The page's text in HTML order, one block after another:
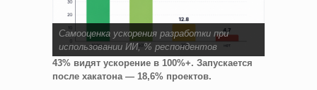
Самооценка ускорения разработки при
использовании ИИ, % респондентов
43% видят ускорение в 100%+. Запускается
после хакатона — 18,6% проектов.